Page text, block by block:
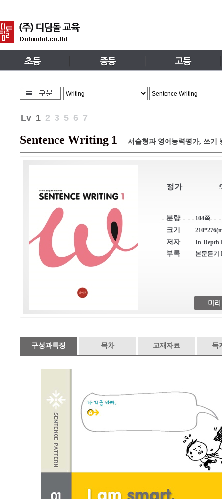
Lv 1 2 3 5 6 7
Sentence Writing 1 서술형과 영어능력평가, 쓰기
정가
분량 104쪽
크기
저자 In-Depth
부록 본문듣기
구성과특징 목차 교재자료 독